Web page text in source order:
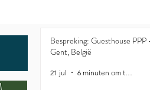
Bespreking: Guesthouse PPP
Gent, België
21 jul